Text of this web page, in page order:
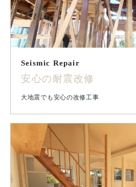
Seismic Repair
安心の耐震改修
大地震でも安心の改修工事